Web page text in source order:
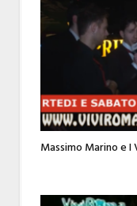
Massimo Marino e I